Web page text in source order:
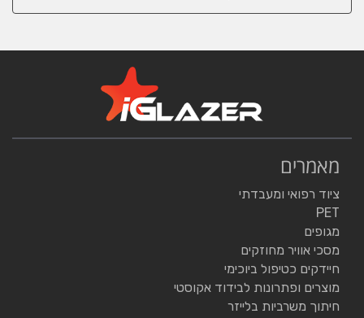
מאמרים
ציוד רפואי ומעבדתי
PET
מגופים
מסכי אוויר מחוזקים
חיידקים כטיפול ביוכימי
מוצרים ופתרונות לבידוד אקוסטי
חיתוך משרביות בלייזר